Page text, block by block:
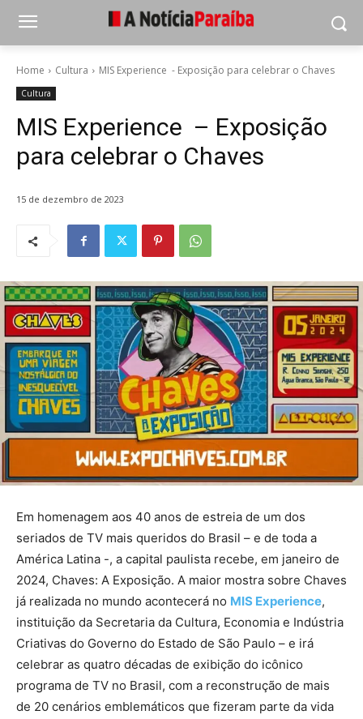
Home Cultura MIS Experience - Exposição para celebrar o Chaves
Cultura
MIS Experience – Exposição
para celebrar o Chaves
15 de dezembro de 2023
Em homenagem aos 40 anos de estreia de um dos
seriados de TV mais queridos do Brasil – e de toda a
América Latina -, a capital paulista recebe, em janeiro de
2024, Chaves: A Exposição. A maior mostra sobre Chaves
já realizada no mundo acontecerá no MIS Experience,
instituição da Secretaria da Cultura, Economia e Indústria
Criativas do Governo do Estado de São Paulo – e irá
celebrar as quatro décadas de exibição do icônico
programa de TV no Brasil, com a reconstrução de mais
de 20 cenários emblemáticos que fizeram parte da vida